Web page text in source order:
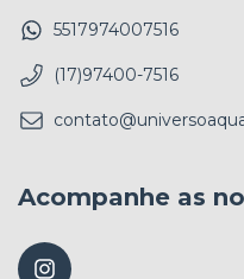
5517974007516
(17)97400-7516
Acompanhe as